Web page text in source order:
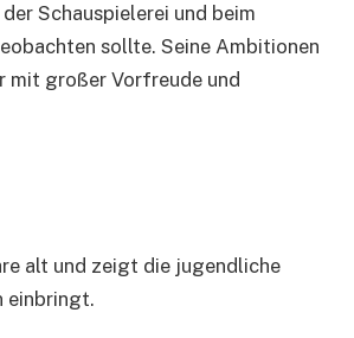
Schauspielerei und beim
sollte. Seine Ambitionen
mit großer Vorfreude und
alt und zeigt die jugendliche
einbringt.